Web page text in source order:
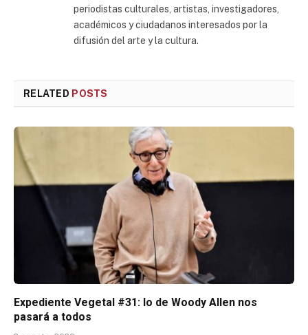
periodistas culturales, artistas, investigadores,
académicos y ciudadanos interesados por la
difusión del arte y la cultura.
RELATED POSTS
Expediente Vegetal #31: lo de Woody Allen nos
pasará a todos